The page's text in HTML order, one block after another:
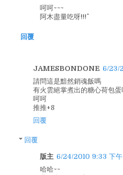
呵呵~~~
阿木盡量吃呀!!!^^
回覆
JAMESBONDONE 6/23/
請問這是黯然銷魂飯嗎
有火雲絕掌煮出的糖心荷包蛋
呵呵
推推+8
回覆
回覆
版主 6/24/2010 9:33 下午
哈哈~~